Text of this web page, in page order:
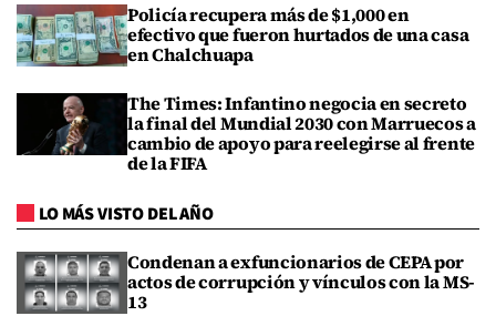
Policía recupera más de $1,000 en
efectivo que fueron hurtados de una casa
en Chalchuapa
The Times: Infantino negocia en secreto
la final del Mundial 2030 con Marruecos a
cambio de apoyo para reelegirse al frente
de la FIFA
LO MÁS VISTO DEL AÑO
Condenan a exfuncionarios de CEPA por
actos de corrupción y vínculos con la MS-
13